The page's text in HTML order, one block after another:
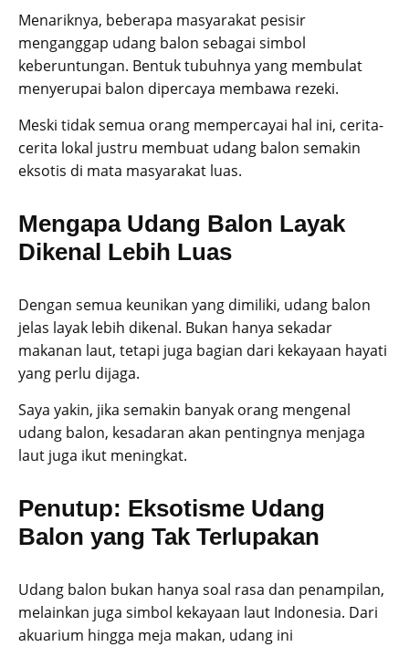
Menariknya, beberapa masyarakat pesisir
menganggap udang balon sebagai simbol
keberuntungan. Bentuk tubuhnya yang membulat
menyerupai balon dipercaya membawa rezeki.
Meski tidak semua orang mempercayai hal ini, cerita-
cerita lokal justru membuat udang balon semakin
eksotis di mata masyarakat luas.
Mengapa Udang Balon Layak
Dikenal Lebih Luas
Dengan semua keunikan yang dimiliki, udang balon
jelas layak lebih dikenal. Bukan hanya sekadar
makanan laut, tetapi juga bagian dari kekayaan hayati
yang perlu dijaga.
Saya yakin, jika semakin banyak orang mengenal
udang balon, kesadaran akan pentingnya menjaga
laut juga ikut meningkat.
Penutup: Eksotisme Udang
Balon yang Tak Terlupakan
Udang balon bukan hanya soal rasa dan penampilan,
melainkan juga simbol kekayaan laut Indonesia. Dari
akuarium hingga meja makan, udang ini